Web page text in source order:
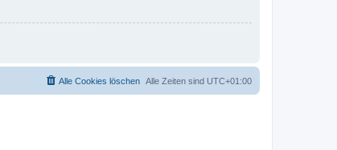
Alle Zeiten sind UTC+01:00
Alle Cookies löschen